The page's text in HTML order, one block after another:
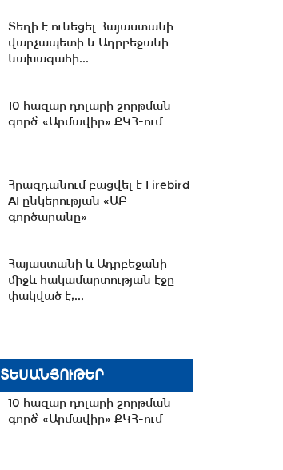
16:07 -ՀԷՑ-ում հաշվիչների
ընկալմանը...
14:32 -
ՌԴ-ի կողմից 5
Ադրբեջանին Հայաստանի...
13:30 -«Առինջ մոլ»-ում
բացահայտվել է 1,3 մլրդ դրամի
թաքցված հարկման...
Տեղի է ունեցել Հայաստանի
վարչապետի և Ադրբեջանի
նախագահի...
10 հազար դոլարի շորթման
գործ՝ «Արմավիր» ՔԿՀ-ում
Հրազդանում բացվել է Firebird
AI ընկերության «ԱԲ
գործարանը»
Հայաստանի և Ադրբեջանի
միջև հակամարտության էջը
փակված է,...
ՏԵՍԱՆՅՈՒԹԵՐ
10 հազար դոլարի շորթման
գործ՝ «Արմավիր» ՔԿՀ-ում